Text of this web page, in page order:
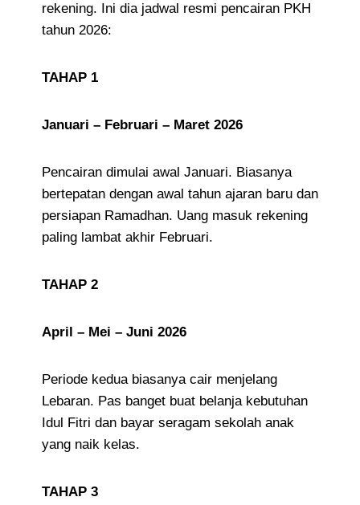
rekening. Ini dia jadwal resmi pencairan PKH
tahun 2026:
TAHAP 1
Januari – Februari – Maret 2026
Pencairan dimulai awal Januari. Biasanya
bertepatan dengan awal tahun ajaran baru dan
persiapan Ramadhan. Uang masuk rekening
paling lambat akhir Februari.
TAHAP 2
April – Mei – Juni 2026
Periode kedua biasanya cair menjelang
Lebaran. Pas banget buat belanja kebutuhan
Idul Fitri dan bayar seragam sekolah anak
yang naik kelas.
TAHAP 3